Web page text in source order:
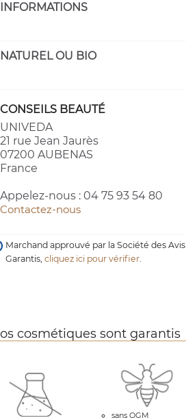
INFORMATIONS
NATUREL OU BIO
CONSEILS BEAUTÉ
UNIVEDA
21 rue Jean Jaurès
07200 AUBENAS
France
Appelez-nous : 04 75 93 54 80
Contactez-nous
Marchand approuvé par la Société des Avis
Garantis,cliquez ici pour vérifier.
cosmétiques sont garantis
sans OGM